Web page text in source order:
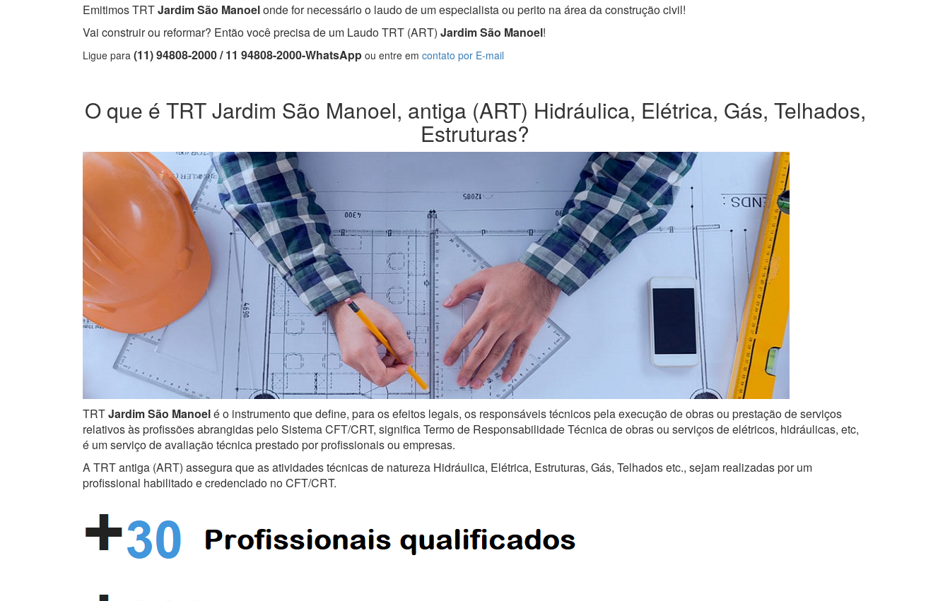
Emitimos TRTJardim São Manoelonde for necessário o laudo de um especialista ou perito na área da construção civil!
Vai construir ou reformar? Então você precisa de um Laudo TRT (ART) Jardim São Manoel!
Ligue para (11) 94808-2000 / 11 94808-2000-WhatsApp ou entre em contato por E-mail
O que é TRT Jardim São Manoel, antiga (ART) Hidráulica, Elétrica, Gás, Telhados,
Estruturas?
TRTJardim São Manoelé o instrumento que define, para os efeitos legais, os responsáveis técnicos pela execução de obras ou prestação de serviços
relativos às profissões abrangidas pelo Sistema CFT/CRT, significa Termo de Responsabilidade Técnica de obras ou serviços de elétricos, hidráulicas, etc,
é um serviço de avaliação técnica prestado por profissionais ou empresas.
A TRT antiga (ART) assegura que as atividades técnicas de natureza Hidráulica, Elétrica, Estruturas, Gás, Telhados etc., sejam realizadas por um
profissional habilitado e credenciado no CFT/CRT.